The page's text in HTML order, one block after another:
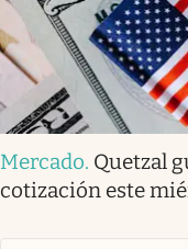
Mercado. Quetzal
cotización este